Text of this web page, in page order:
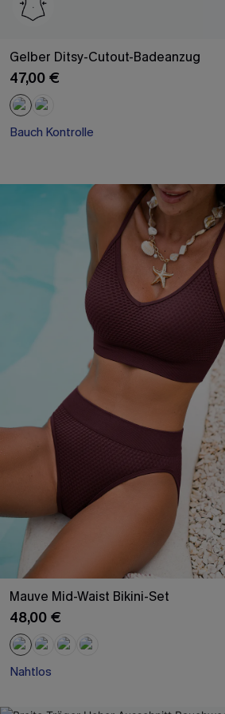
Gelber Ditsy-Cutout-Badeanzug
47,00 €
Bauch Kontrolle
Mauve Mid-Waist Bikini-Set
48,00 €
Nahtlos